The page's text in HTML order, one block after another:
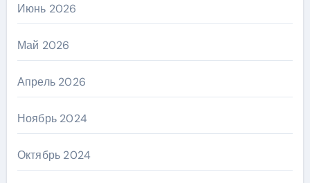
Июнь 2026
Май 2026
Апрель 2026
Ноябрь 2024
Октябрь 2024